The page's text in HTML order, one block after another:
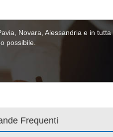
Novara, Alessandria e in
possibile.
Frequenti